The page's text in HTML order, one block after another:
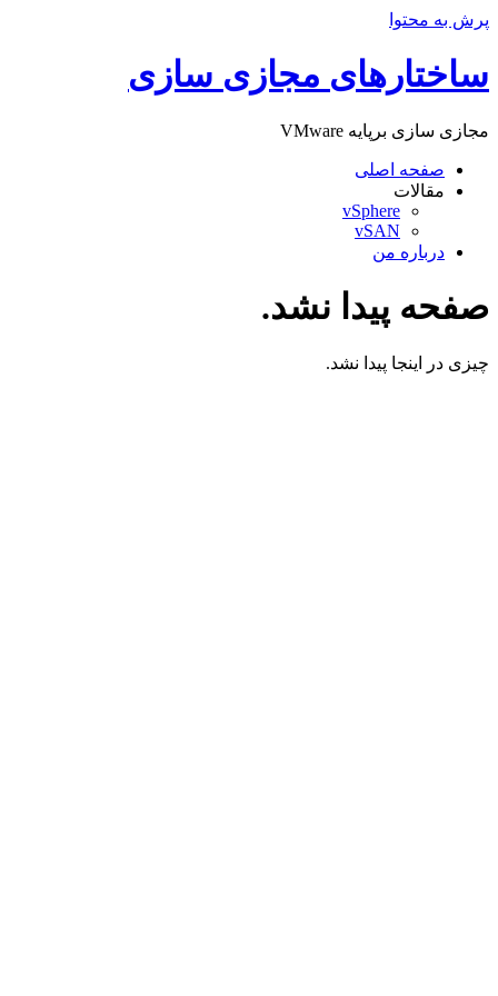
پرش به محتوا
ساختارهای مجازی سازی
مجازی سازی برپایه VMware
صفحه اصلی
مقالات
vSphere
vSAN
درباره من
صفحه پیدا نشد.
چیزی در اینجا پیدا نشد.